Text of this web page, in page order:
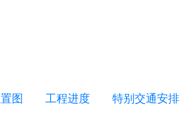
图 工程进度 特别交通安排